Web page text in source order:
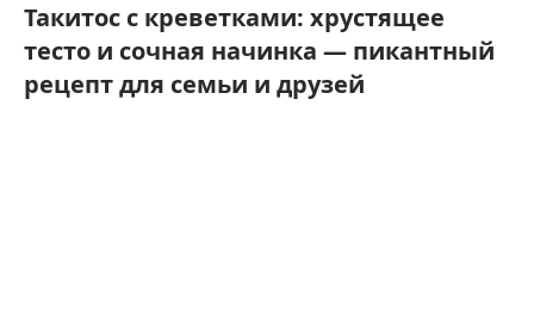
Такитос с креветками: хрустящее
тесто и сочная начинка — пикантный
рецепт для семьи и друзей